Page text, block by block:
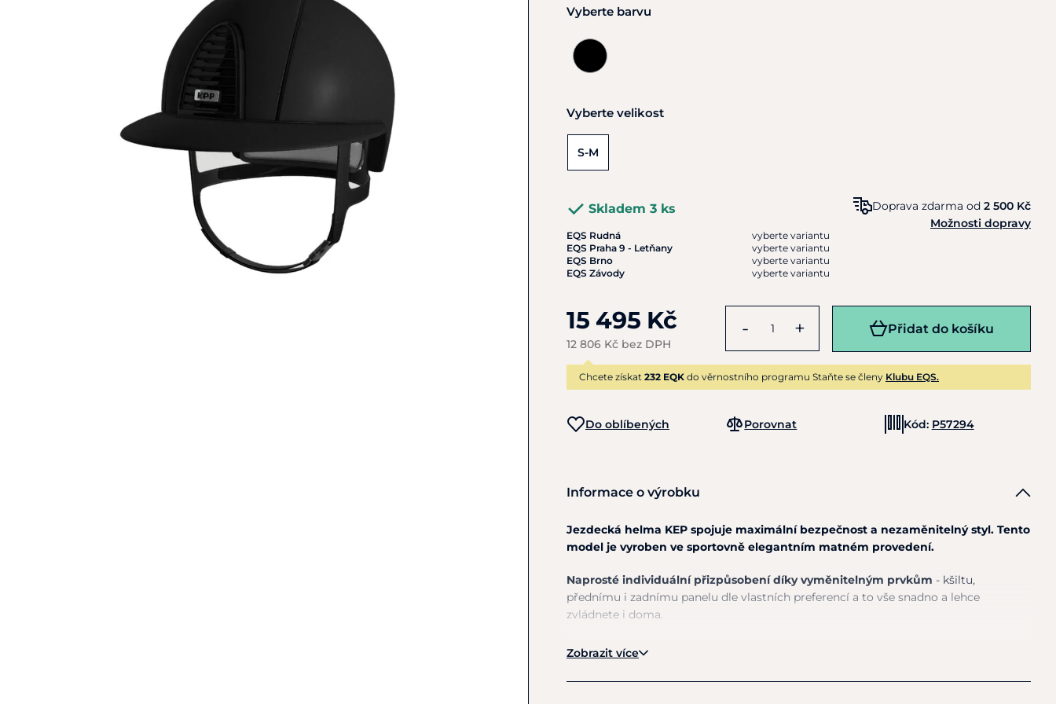
Vyberte barvu
Vyberte velikost
S-M
Skladem 3 ks
EQS Rudná
vyberte variantu
EQS Praha 9 - Letňany
vyberte variantu
EQS Brno
vyberte variantu
EQS Závody
vyberte variantu
Doprava zdarma od 2 500 Kč
Možnosti dopravy
15 495 Kč
12 806 Kč bez DPH
- + Přidat do košíku
Chcete získat 232 EQK do věrnostního programu Staňte se členy Klubu EQS.
Do oblíbených Porovnat Kód: P57294
Informace o výrobku
Jezdecká helma KEP spojuje maximální bezpečnost a nezaměnitelný styl. Tento
model je vyroben ve sportovně elegantním matném provedení.
Naprosté individuální přizpůsobení díky vyměnitelným prvkům - kšiltu,
přednímu i zadnímu panelu dle vlastních preferencí a to vše snadno a lehce
zvládnete i doma.
Vnější skořepina je lehká a zároveň odolná díky konstrukci z polykarbonátu ve
navíc další větrací otvory na zadní straně, které zajišťují větší prodyšnost a ještě lepší
Zobrazit více